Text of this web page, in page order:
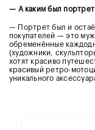
— А каким был
— Портрет был и
покупателей — это
обременённые
(художники,
хотят красиво
красивый ретро-
уникального